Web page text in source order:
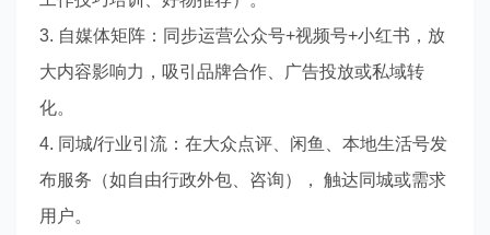
3. 自媒体矩阵：同步运营公众号+视频号+小红书，放
大内容影响力，吸引品牌合作、广告投放或私域转
化。
4. 同城/行业引流：在大众点评、闲鱼、本地生活号发
布服务（如自由行政外包、咨询）， 触达同城或需求
用户。